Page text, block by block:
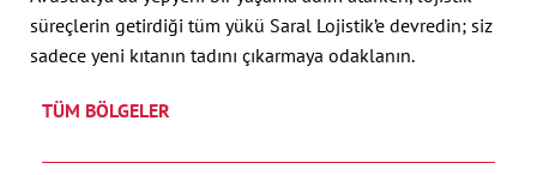
süreçlerin getirdiği tüm yükü Saral Lojistik’e devredin; siz
sadece yeni kıtanın tadını çıkarmaya odaklanın.
TÜM BÖLGELER